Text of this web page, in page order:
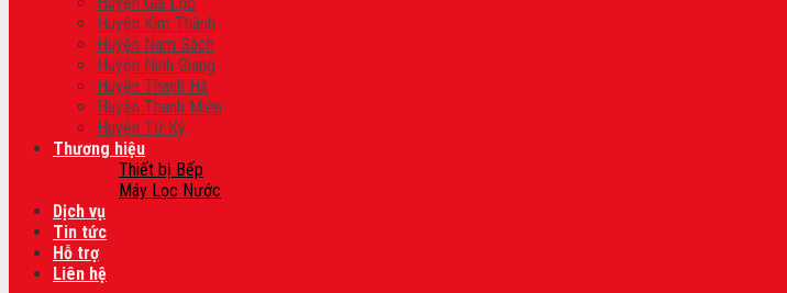
Huyện Kim Thành
Huyện Nam Sách
Huyện Ninh Giang
Huyện Thanh Hà
Huyện Thanh Miện
Huyện Tứ Kỳ
Thương hiệu
Thiết bị Bếp
Máy Lọc Nước
Dịch vụ
Tin tức
Hỗ trợ
Liên hệ